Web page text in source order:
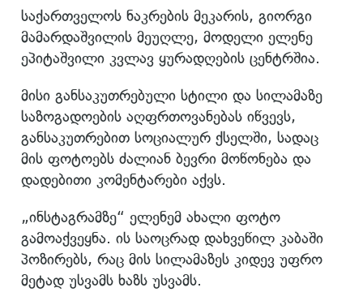
საქართველოს ნაკრების მეკარის, გიორგი
მამარდაშვილის მეუღლე, მოდელი ელენე
ეპიტაშვილი კვლავ ყურადღების ცენტრშია.
მისი განსაკუთრებული სტილი და სილამაზე
საზოგადოების აღფრთოვანებას იწვევს,
განსაკუთრებით სოციალურ ქსელში, სადაც
მის ფოტოებს ძალიან ბევრი მოწონება და
დადებითი კომენტარები აქვს.
„ინსტაგრამზე“ ელენემ ახალი ფოტო
გამოაქვეყნა. ის საოცრად დახვეწილ კაბაში
პოზირებს, რაც მის სილამაზეს კიდევ უფრო
მეტად უსვამს ხაზს უსვამს.